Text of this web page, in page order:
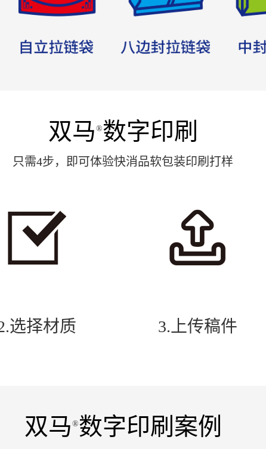
双马 ®数字印刷
只需4步，即可体验快消品软包装印刷打样
选择材质 3.上传稿件
双马 ® 数字印刷案例